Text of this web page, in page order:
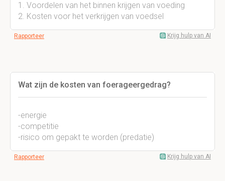
1. Voordelen van het binnen krijgen van voeding
2. Kosten voor het verkrijgen van voedsel
Rapporteer Krijg hulp van AI
Wat zijn de kosten van foerageergedrag?
-energie
-competitie
-risico om gepakt te worden (predatie)
Rapporteer Krijg hulp van AI